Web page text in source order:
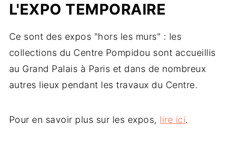
L'EXPO TEMPORAIRE
Ce sont des expos "hors les murs" : les
collections du Centre Pompidou sont accueillis
au Grand Palais à Paris et dans de nombreux
autres lieux pendant les travaux du Centre.
Pour en savoir plus sur les expos, lire ici.